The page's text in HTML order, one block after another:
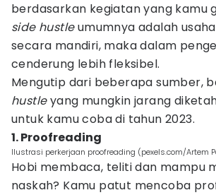
berdasarkan kegiatan yang kamu
side hustleumumnya adalah
secara mandiri, maka dalam
cenderung lebih fleksibel.
Mengutip dari beberapa sumber,
hustleyang mungkin jarang
untuk kamu coba di tahun 2023.
1. Proofreading
Ilustrasi perkerjaan proofreading (pexels.com/Artem
Hobi membaca, teliti dan mampu
naskah? Kamu patut mencoba